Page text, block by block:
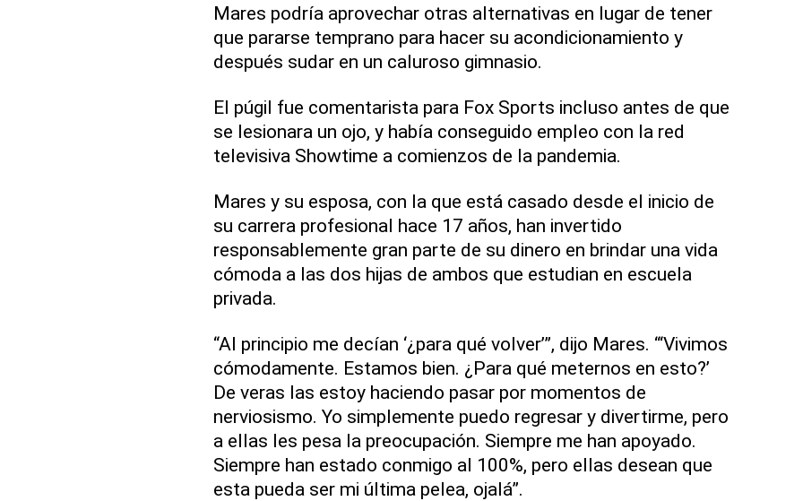
Mares podría aprovechar otras alternativas en lugar de tener
que pararse temprano para hacer su acondicionamiento y
después sudar en un caluroso gimnasio.
El púgil fue comentarista para Fox Sports incluso antes de que
se lesionara un ojo, y había conseguido empleo con la red
televisiva Showtime a comienzos de la pandemia.
Mares y su esposa, con la que está casado desde el inicio de
su carrera profesional hace 17 años, han invertido
responsablemente gran parte de su dinero en brindar una vida
cómoda a las dos hijas de ambos que estudian en escuela
privada.
“Al principio me decían ‘¿para qué volver’”, dijo Mares. “‘Vivimos
cómodamente. Estamos bien. ¿Para qué meternos en esto?’
De veras las estoy haciendo pasar por momentos de
nerviosismo. Yo simplemente puedo regresar y divertirme, pero
a ellas les pesa la preocupación. Siempre me han apoyado.
Siempre han estado conmigo al 100%, pero ellas desean que
esta pueda ser mi última pelea, ojalá”.